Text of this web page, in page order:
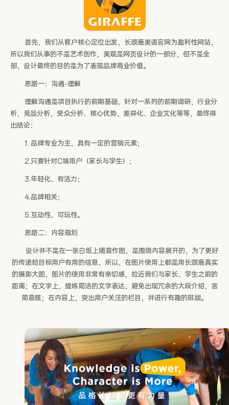
首先，我们从客户核心定位出发，长颈鹿美语官网为盈利性网站，
所以我们从事的不是艺术创作，美观是网页设计的一部分，但不是全
部，设计最终的目的是为了表现品牌商业价值。
思路一：沟通-理解
理解沟通是项目执行的前期基础，针对一系列的前期调研，行业分
析，竞品分析，受众分析、核心优势、差异化、企业文化等等，最终得
出结论：
1. 品牌专业为主，具有一定的营销元素；
2.只要针对C端用户（家长与学生）；
3.年轻化、有活力；
4.品牌相关；
5.互动性、可玩性。
思路二：内容规划
设计并不是在一张白纸上随意作图，是围绕内容展开的，为了更好
的传递给目标用户有用的信息，所以，在图片使用上都是用长颈鹿真实
的摄影大图，图片的使用非常有亲切感，拉近我们与家长、学生之前的
距离；在文字上，提炼简洁的文字表达，避免出现冗余的大段介绍，言
简意赅；在内容上，突出用户关注的栏目，并进行有趣的排版。